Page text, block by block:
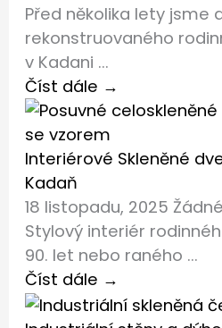
Před několika lety jsme
rekonstruovaného
v Kadani ...
Číst dále →
Interiérové Skleněné
Kadaň
18 listopadu, 2025
Stylový interiér
90. let nebo raného ...
Číst dále →